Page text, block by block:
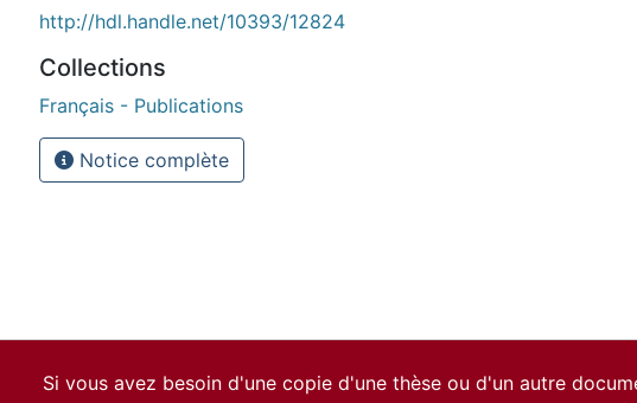
http://hdl.handle.net/10393/12824
Collections
Français - Publications
Notice complète
Si vous avez besoin d'une copie d'une thèse ou d'un autre